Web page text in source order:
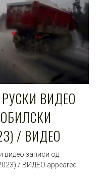
ВИДЕО
/ ВИДЕО
видео записи од
/ ВИДЕО appeared